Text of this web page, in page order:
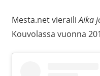
Mesta.net vierailiAika
Kouvolassa vuonna